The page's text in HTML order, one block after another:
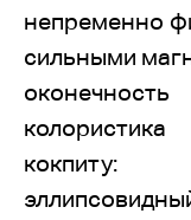
непременно
сильными
кокпиту: